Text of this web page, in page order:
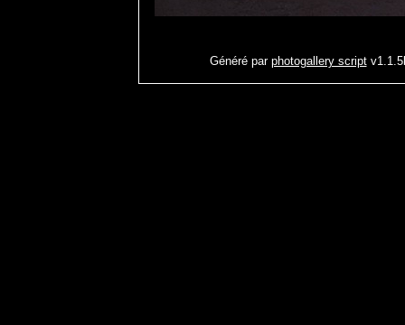
Généré par photogallery script